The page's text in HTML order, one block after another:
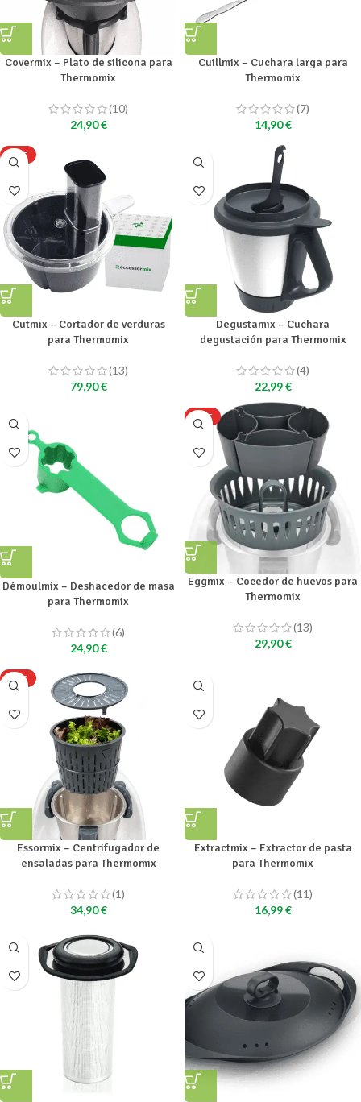
Covermix – Plato de silicona para
Thermomix
(10)
24,90€
Cuillmix – Cuchara larga para
Thermomix
(7)
14,90€
HOT
Cutmix – Cortador de verduras
para Thermomix
(13)
79,90€
Degustamix – Cuchara
degustación para Thermomix
(4)
22,99€
Démoulmix – Deshacedor de masa
para Thermomix
(6)
24,90€
HOT
Eggmix – Cocedor de huevos para
Thermomix
(13)
29,90€
HOT
Essormix – Centrifugador de
ensaladas para Thermomix
(1)
34,90€
Extractmix – Extractor de pasta
para Thermomix
(11)
16,99€